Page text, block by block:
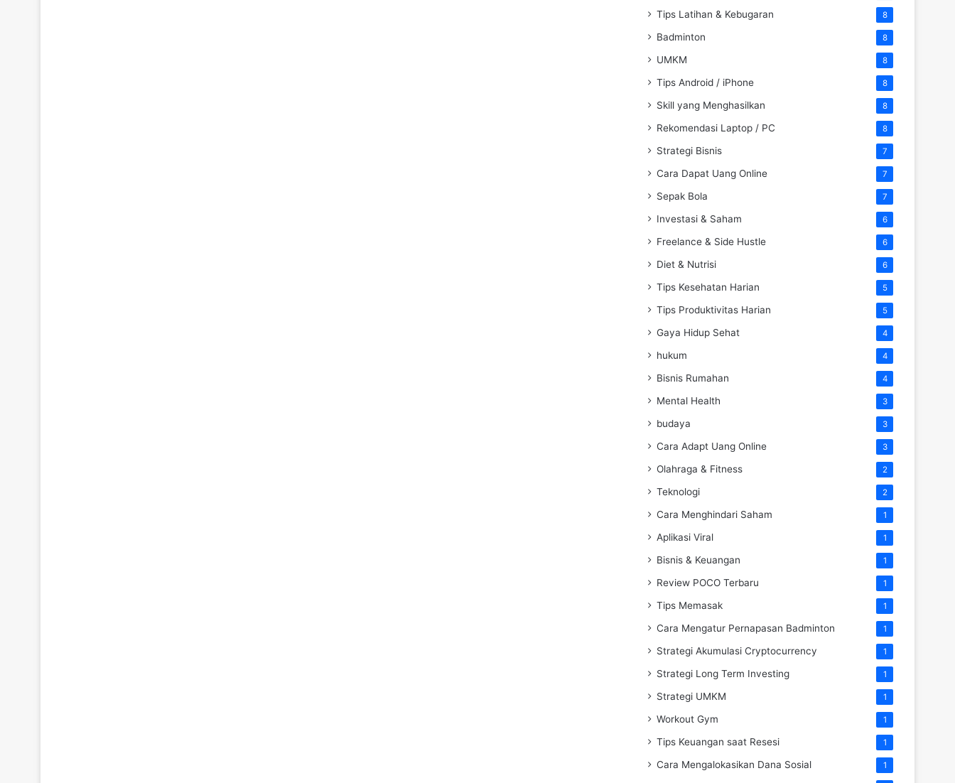
Tips Latihan & Kebugaran 8
Badminton 8
UMKM 8
Tips Android / iPhone 8
Skill yang Menghasilkan 8
Rekomendasi Laptop / PC 8
Strategi Bisnis 7
Cara Dapat Uang Online 7
Sepak Bola 7
Investasi & Saham 6
Freelance & Side Hustle 6
Diet & Nutrisi 6
Tips Kesehatan Harian 5
Tips Produktivitas Harian 5
Gaya Hidup Sehat 4
hukum 4
Bisnis Rumahan 4
Mental Health 3
budaya 3
Cara Adapt Uang Online 3
Olahraga & Fitness 2
Teknologi 2
Cara Menghindari Saham 1
Aplikasi Viral 1
Bisnis & Keuangan 1
Review POCO Terbaru 1
Tips Memasak 1
Cara Mengatur Pernapasan Badminton 1
Strategi Akumulasi Cryptocurrency 1
Strategi Long Term Investing 1
Strategi UMKM 1
Workout Gym 1
Tips Keuangan saat Resesi 1
Cara Mengalokasikan Dana Sosial 1